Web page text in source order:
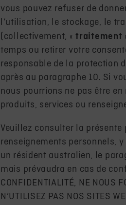
vous pouvez refuser de
l’utilisation, le stockage, le
(collectivement, «traitement
temps ou retirer votre
responsable de la protection
après au paragraphe 10. Si
nous pourrions ne pas être
produits, services ou
Veuillez consulter la
renseignements personnels,
un résident australien, le
mais prévaudra en cas de
CONFIDENTIALITÉ, NE NOUS
N’UTILISEZ PAS NOS SITES